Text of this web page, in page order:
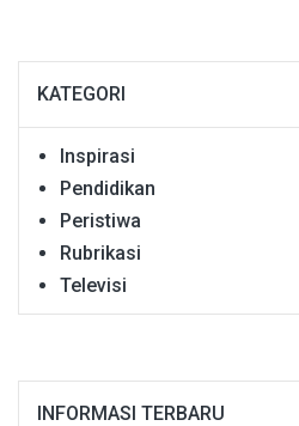
KATEGORI
Inspirasi
Pendidikan
Peristiwa
Rubrikasi
Televisi
INFORMASI TERBARU